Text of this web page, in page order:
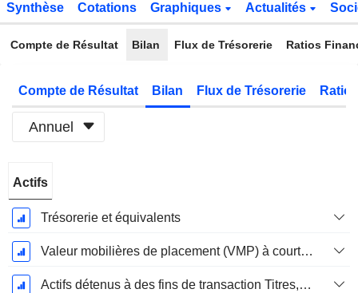
Synthèse Cotations Graphiques Actualités
Compte de Résultat Bilan Flux de Trésorerie Ratios
Compte de Résultat Bilan Flux de Trésorerie
Annuel
Fiscale:
Décembre
Actifs
Trésorerie et équivalents
Valeur mobilières de placement (VMP) à court terme
Actifs détenus à des fins de transaction Titres, totalActifs détenus à des fins de transactions (Trading), Total.